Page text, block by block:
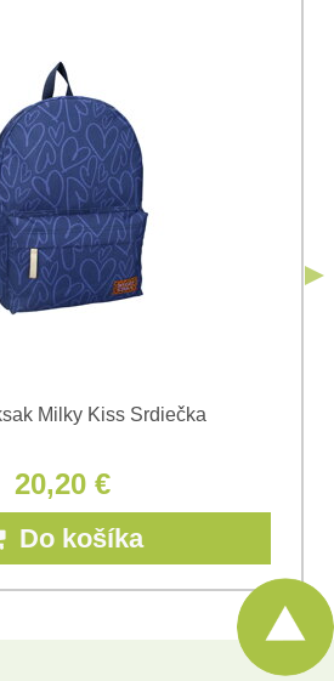
osobných údajov za účelom
som sa s
údajovspoločnosti Bomba
Milky Kiss Srdiečka
20,20 €
Do košíka